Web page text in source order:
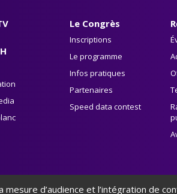
Le Congrès
Inscriptions
Le programme
Infos pratiques
Partenaires
Speed data contest
d’audience et l’intégration de